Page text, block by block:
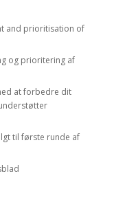
and prioritisation of
og prioritering af
at forbedre dit
til første runde af